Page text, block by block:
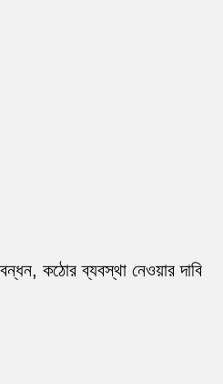
কঠোর ব্যবস্থা নেওয়ার দাবি